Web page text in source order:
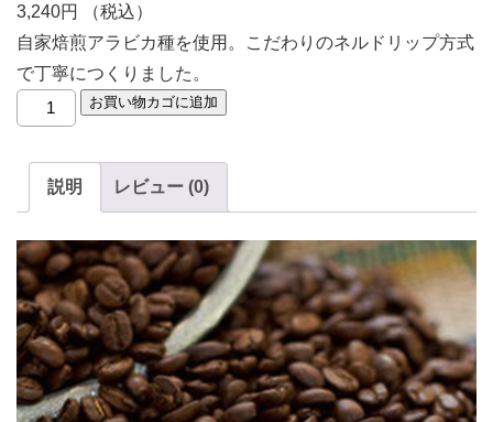
3,240円
（税込）
自家焙煎アラビカ種を使用。こだわりのネルドリップ方式
で丁寧につくりました。
【ギ
ト
用】
風
堂
の
あ
い
す
お買い物カゴに追加
説明 レビュー (0)